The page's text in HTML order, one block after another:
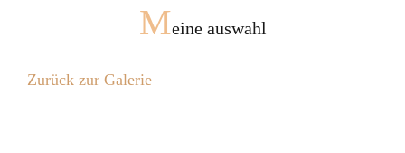
Meine auswahl
Zurück zur Galerie